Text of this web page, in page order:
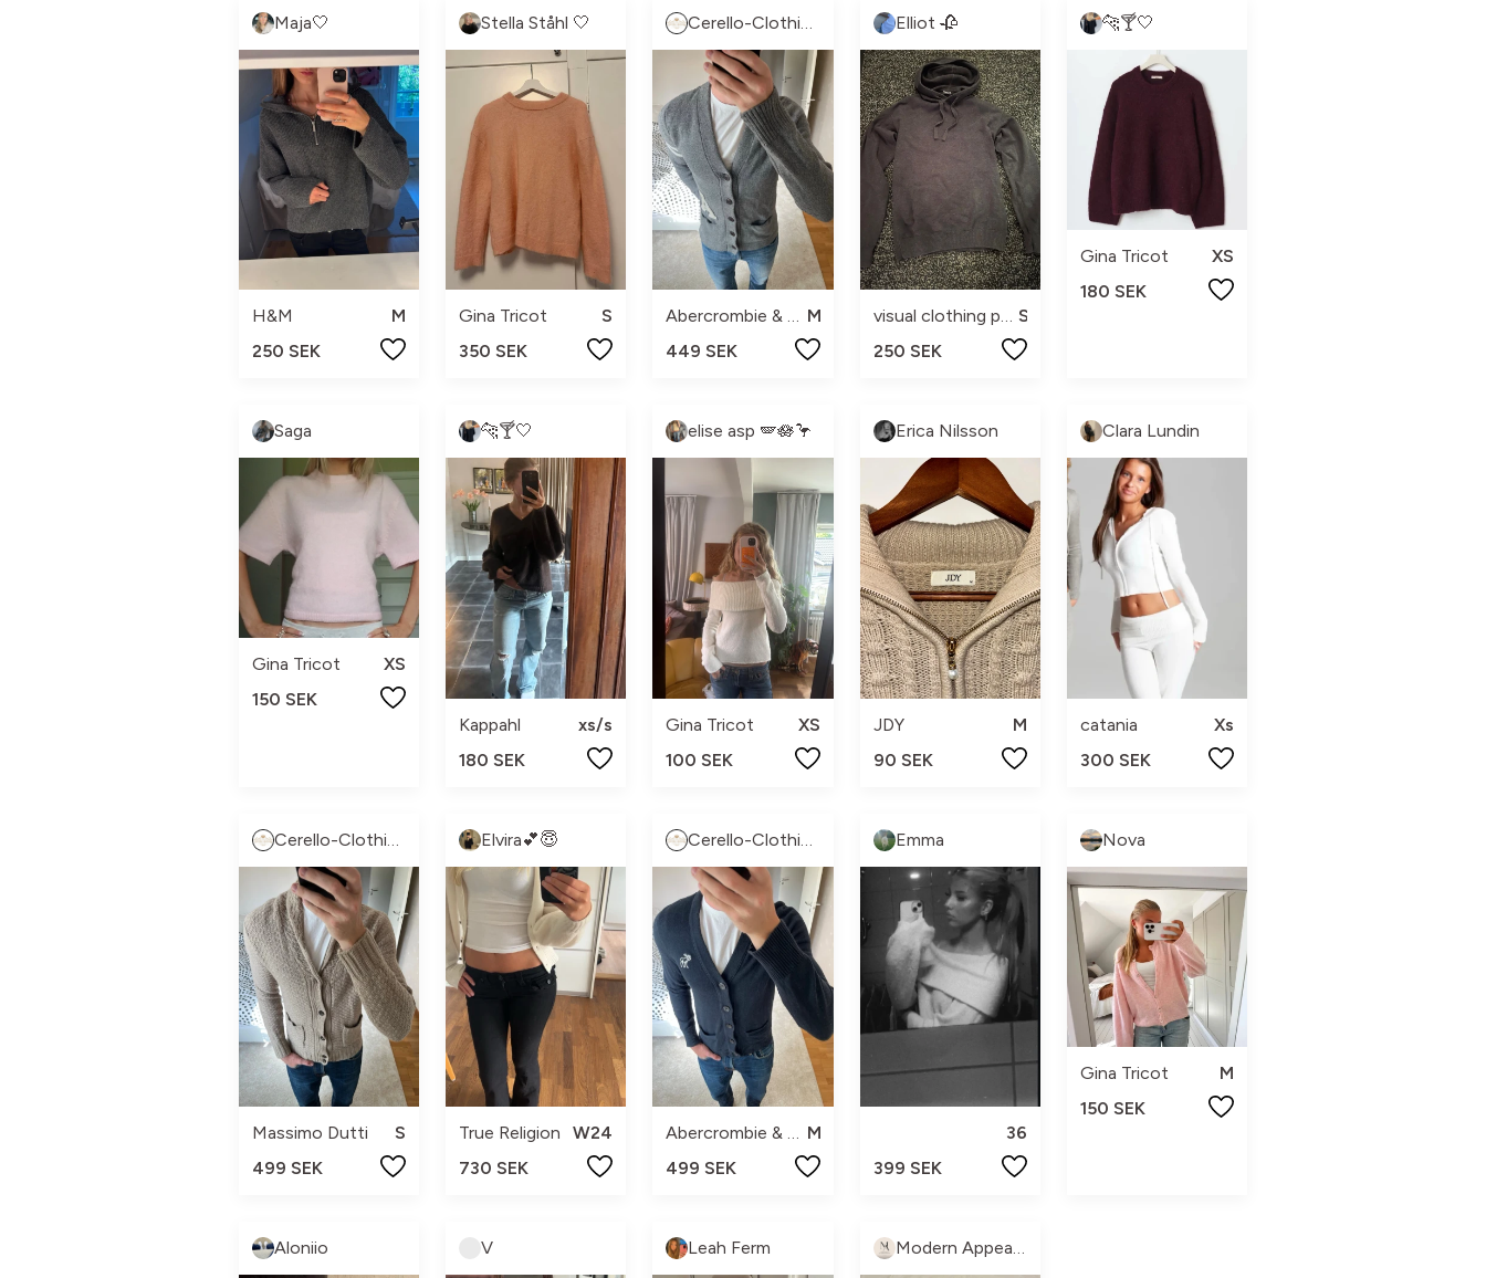
Maja🤍
H&M
M
250 SEK
Stella Ståhl 🤍
Gina Tricot
S
350 SEK
Abercrombie & Fitch
449 SEK
Elliot 🥀
visual clothing project
250 SEK
🐆🍸🤍
Gina Tricot
XS
180 SEK
Saga
Gina Tricot
XS
150 SEK
🐆🍸🤍
Kappahl
xs/s
180 SEK
elise asp 🪽🪷🦩
Gina Tricot
XS
100 SEK
Erica Nilsson
JDY
M
90 SEK
Clara Lundin
catania
Xs
300 SEK
Massimo Dutti
S
499 SEK
Elvira💕😇
True Religion
W24
730 SEK
Abercrombie & Fitch
499 SEK
Emma
36
399 SEK
Nova
Gina Tricot
M
150 SEK
Aloniio V Leah Ferm Modern Appearence